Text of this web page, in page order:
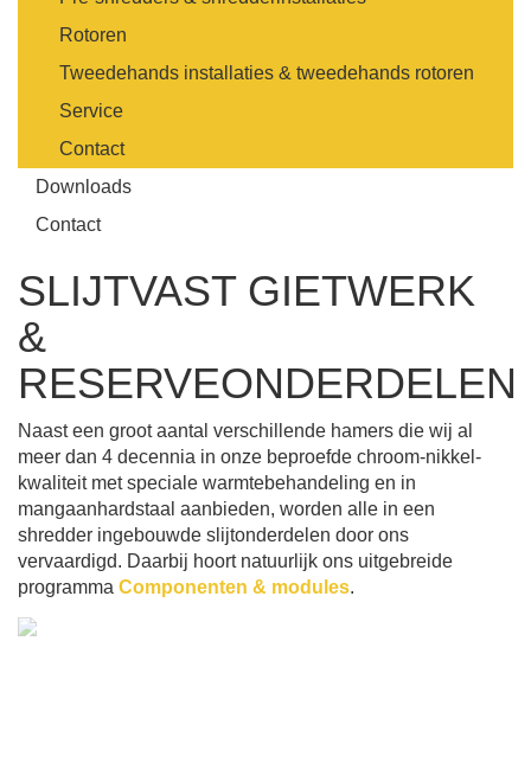
Rotoren
Tweedehands installaties & tweedehands rotoren
Service
Contact
Downloads
Contact
SLIJTVAST GIETWERK
&
RESERVEONDERDELEN
Naast een groot aantal verschillende hamers die wij al
meer dan 4 decennia in onze beproefde chroom-nikkel-
kwaliteit met speciale warmtebehandeling en in
mangaanhardstaal aanbieden, worden alle in een
shredder ingebouwde slijtonderdelen door ons
vervaardigd. Daarbij hoort natuurlijk ons uitgebreide
programma Componenten & modules.